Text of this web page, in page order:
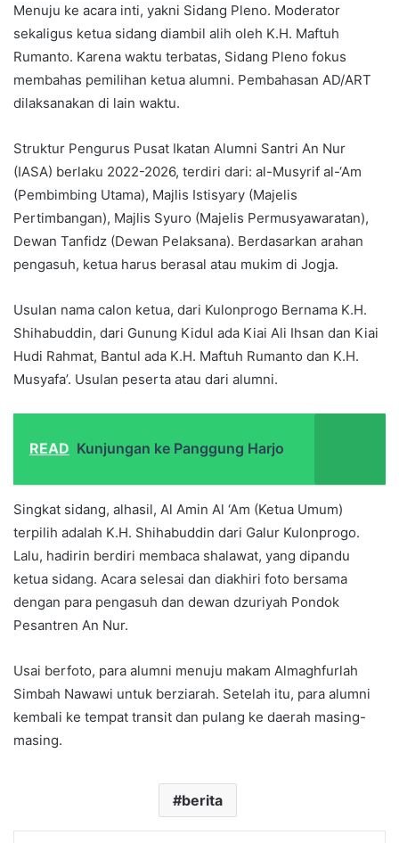
Menuju ke acara inti, yakni Sidang Pleno. Moderator
sekaligus ketua sidang diambil alih oleh K.H. Maftuh
Rumanto. Karena waktu terbatas, Sidang Pleno fokus
membahas pemilihan ketua alumni. Pembahasan AD/ART
dilaksanakan di lain waktu.
Struktur Pengurus Pusat Ikatan Alumni Santri An Nur
(IASA) berlaku 2022-2026, terdiri dari: al-Musyrif al-‘Am
(Pembimbing Utama), Majlis Istisyary (Majelis
Pertimbangan), Majlis Syuro (Majelis Permusyawaratan),
Dewan Tanfidz (Dewan Pelaksana). Berdasarkan arahan
pengasuh, ketua harus berasal atau mukim di Jogja.
Usulan nama calon ketua, dari Kulonprogo Bernama K.H.
Shihabuddin, dari Gunung Kidul ada Kiai Ali Ihsan dan Kiai
Hudi Rahmat, Bantul ada K.H. Maftuh Rumanto dan K.H.
Musyafa’. Usulan peserta atau dari alumni.
READ Kunjungan ke Panggung Harjo
Singkat sidang, alhasil, Al Amin Al ‘Am (Ketua Umum)
terpilih adalah K.H. Shihabuddin dari Galur Kulonprogo.
Lalu, hadirin berdiri membaca shalawat, yang dipandu
ketua sidang. Acara selesai dan diakhiri foto bersama
dengan para pengasuh dan dewan dzuriyah Pondok
Pesantren An Nur.
Usai berfoto, para alumni menuju makam Almaghfurlah
Simbah Nawawi untuk berziarah. Setelah itu, para alumni
kembali ke tempat transit dan pulang ke daerah masing-
masing.
berita